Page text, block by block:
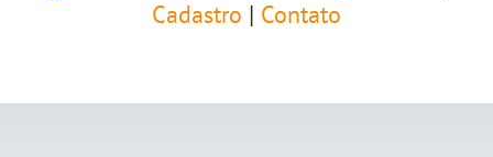
Cadastro
Contato